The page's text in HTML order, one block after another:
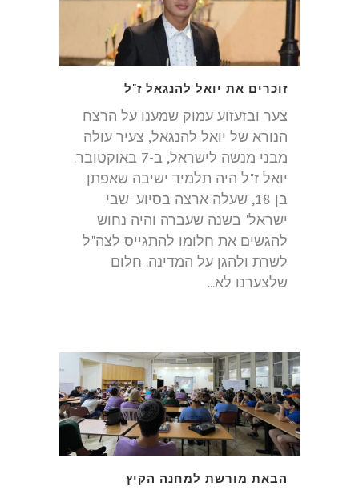
זוכרים את יואל להנגאל ז"ל
צער ובזעזוע עמוק שמענו על הרצח
הנורא של יואל להנגאל, צעיר עולה
מבני מנשה לישראל, ב-7 באוקטובר.
יואל ז"ל היה תלמיד ישיבה שאפתן
בן 18, שעלה ארצה בסיוע 'שבי
ישראל' בשנה שעברה והיה נחוש
להגשים את חלומו להתגייס לצה"ל
לשרת ולהגן על המדינה. חלום
שלצערנו לא...
הבאת מורשת למחנה הקיץ